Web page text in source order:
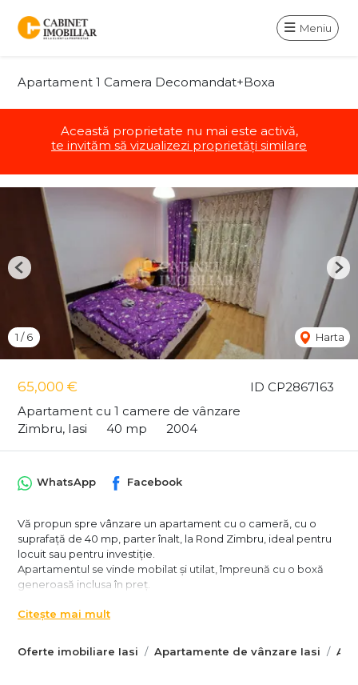
Meniu
Apartament 1 Camera Decomandat+Boxa
Această proprietate nu mai este activă,
te invităm să vizualizezi proprietăți similare
ID CP2867163
65,000 €
Apartament cu 1 camere de vânzare
Zimbru, Iasi
40 mp 2004
1 /6 Harta
Previous
Oferte imobiliare Iasi Apartamente de vânzare Iasi
WhatsApp Facebook
Vă propun spre vânzare un apartament cu o cameră, cu o
suprafață de 40 mp, parter înalt, la Rond Zimbru, ideal pentru
locuit sau pentru investiție.
Apartamentul se vinde mobilat și utilat, împreună cu o boxă
generoasă inclusa în preț.
tramvai/autobuz, dar și în vecinătatea școlilor, grădinițelor și a
Punct de reper: Rond Zimbru
Citește mai mult